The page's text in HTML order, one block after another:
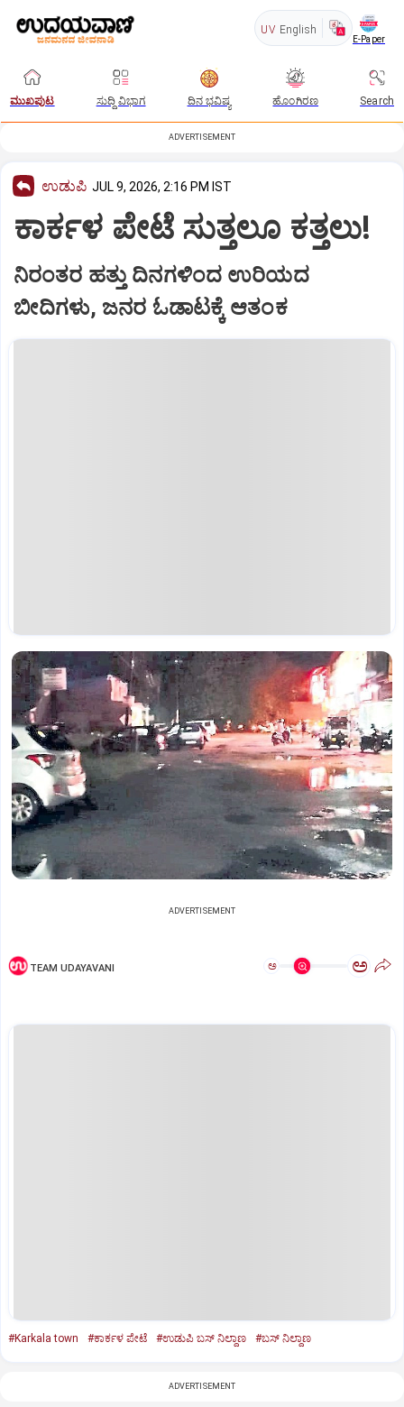
UV English
E-Paper
ಮುಖಪುಟ ಸುದ್ದಿ ವಿಭಾಗ ದಿನ ಭವಿಷ್ಯ ಹೊಂಗಿರಣ Search
ADVERTISEMENT
ಉಡುಪಿ JUL 9, 2026, 2:16 PM IST
ಕಾರ್ಕಳ ಪೇಟೆ ಸುತ್ತಲೂ ಕತ್ತಲು!
ನಿರಂತರ ಹತ್ತು ದಿನಗಳಿಂದ ಉರಿಯದ
ಬೀದಿಗಳು, ಜನರ ಓಡಾಟಕ್ಕೆ ಆತಂಕ
ADVERTISEMENT
TEAM UDAYAVANI ಅ ಅ
#Karkala town #ಕಾರ್ಕಳ ಪೇಟೆ #ಉಡುಪಿ ಬಸ್‌ ನಿಲ್ದಾಣ #ಬಸ್‌ ನಿಲ್ದಾಣ
ADVERTISEMENT